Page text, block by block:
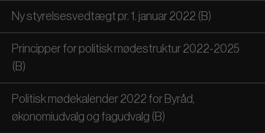
Ny styrelsesvedtægt pr. 1. januar 2022 (B)
Principper for politisk mødestruktur 2022-2025
(B)
Politisk mødekalender 2022 for Byråd,
økonomiudvalg og fagudvalg (B)